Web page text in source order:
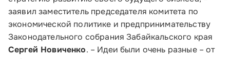
заявил заместитель председателя комитета по
экономической политике и предпринимательству
Законодательного собрания Забайкальского края
Сергей Новиченко. – Идеи были очень разные – от